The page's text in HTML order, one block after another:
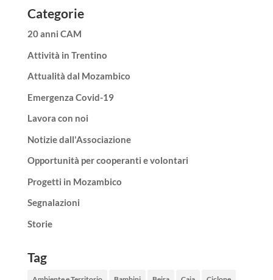
Categorie
20 anni CAM
Attività in Trentino
Attualità dal Mozambico
Emergenza Covid-19
Lavora con noi
Notizie dall'Associazione
Opportunità per cooperanti e volontari
Progetti in Mozambico
Segnalazioni
Storie
Tag